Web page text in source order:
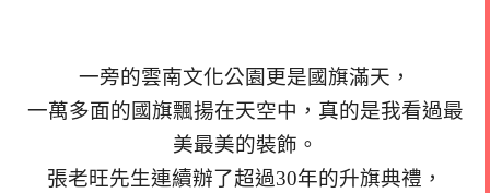
一旁的雲南文化公園更是國旗滿天，
一萬多面的國旗飄揚在天空中，真的是我看過最
美最美的裝飾。
張老旺先生連續辦了超過30年的升旗典禮，